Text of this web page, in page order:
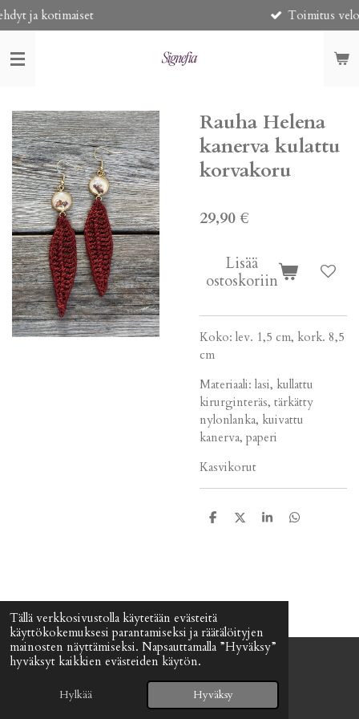
Tällä verkkosivustolla käytetään evästeitä
käyttökokemuksesi parantamiseksi ja räätälöityjen
mainosten näyttämiseksi. Napsauttamalla ”Hyväksy”
hyväksyt kaikkien evästeiden käytön.
Hylkää Hyväksy
Siirry
pääsisältöön
Toimitus veloituksetta yli
Rauha Helena
kanerva kulattu
korvakoru
29,90 €
Lisää
ostoskoriin
Koko: lev. 1,5 cm, kork. 8,5
cm
Materiaali: lasi, kullattu
kirurginteräs, tärkätty
nylonlanka, kuivattu
kanerva, paperi
Kasvikorut
J
J
J
J
© 2024 - 2026 Signefia
Webador